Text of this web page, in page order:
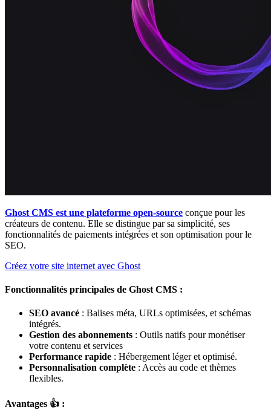
Ghost CMS est une plateforme open-source conçue pour les
créateurs de contenu. Elle se distingue par sa simplicité, ses
fonctionnalités de paiements intégrées et son optimisation pour le
SEO.
Créez votre site internet avec Ghost
Fonctionnalités principales de Ghost CMS :
SEO avancé : Balises méta, URLs optimisées, et schémas
intégrés.
Gestion des abonnements : Outils natifs pour monétiser
votre contenu et services
Performance rapide : Hébergement léger et optimisé.
Personnalisation complète : Accès au code et thèmes
flexibles.
Avantages 👍 :